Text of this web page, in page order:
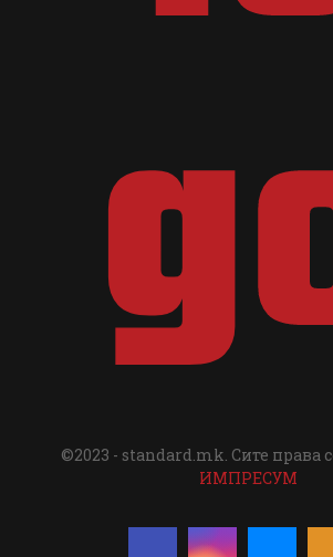
©2023 - standard.mk. Сите права
ИМПРЕСУМ